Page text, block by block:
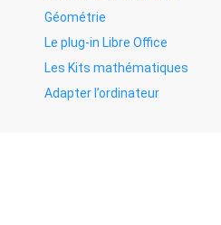
Géométrie
Le plug-in Libre Office
Les Kits mathématiques
Adapter l’ordinateur